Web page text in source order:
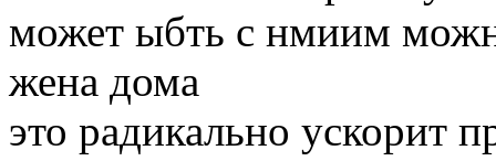
может ыбть с нмиим
жена дома
это радикально ускорит